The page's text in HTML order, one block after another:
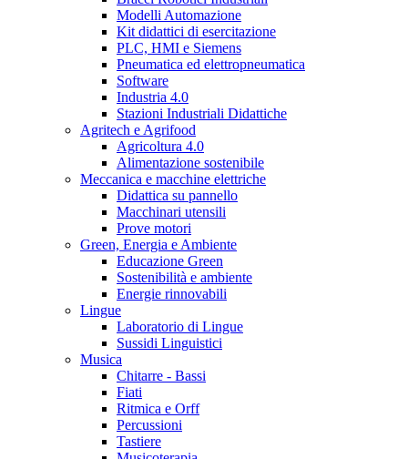
Modelli Automazione
Kit didattici di esercitazione
PLC, HMI e Siemens
Pneumatica ed elettropneumatica
Software
Industria 4.0
Stazioni Industriali Didattiche
Agritech e Agrifood
Agricoltura 4.0
Alimentazione sostenibile
Meccanica e macchine elettriche
Didattica su pannello
Macchinari utensili
Prove motori
Green, Energia e Ambiente
Educazione Green
Sostenibilità e ambiente
Energie rinnovabili
Lingue
Laboratorio di Lingue
Sussidi Linguistici
Musica
Chitarre - Bassi
Fiati
Ritmica e Orff
Percussioni
Tastiere